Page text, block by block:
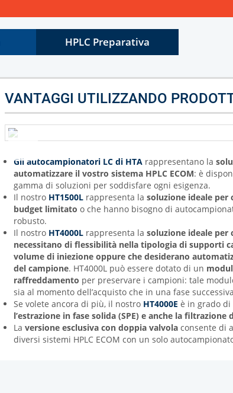
HPLC Preparativa
VANTAGGI UTILIZZANDO
Gli autocampionatori LC di HTA rappresentano la
automatizzare il vostro sistema HPLC ECOM: è
gamma di soluzioni per soddisfare ogni esigenza.
Il nostro HT1500L rappresenta la soluzione ideale per
budget limitato o che hanno bisogno di
robusto.
Il nostro HT4000L rappresenta la soluzione ideale per
necessitano di flessibilità nella tipologia di supporti
volume di iniezione oppure che desiderano
del campione. HT4000L può essere dotato di un
raffreddamento per preservare i campioni: tale
sia al momento dell’acquisto che in una fase
Se volete ancora di più, il nostro HT4000E è in grado di
l’estrazione in fase solida (SPE) e anche la filtrazione
La versione esclusiva con doppia valvola consente di
diversi sistemi HPLC ECOM con un solo